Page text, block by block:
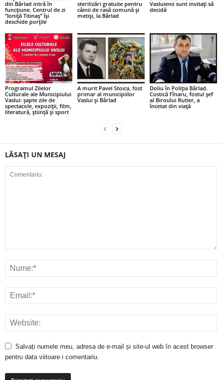
din Bârlad intră în
funcțiune. Centrul de zi
”Ioniță Titinaș” își
deschide porțile
sterilizări gratuite pentru
câinii de rasă comună și
metiși, la Bârlad
Vasluienii sunt invitați să
decidă
Programul Zilelor
Culturale ale Municipiului
Vaslui: șapte zile de
spectacole, expoziții, film,
literatură, știință și sport
A murit Pavel Stoica, fost
primar al municipiilor
Vaslui și Bârlad
Doliu în Poliția Bârlad.
Costică Fînaru, fostul șef
al Biroului Rutier, a
încetat din viață
LĂSAȚI UN MESAJ
Salvați numele meu, adresa de e-mail și site-ul web în acest browser
pentru data viitoare i comentariu.